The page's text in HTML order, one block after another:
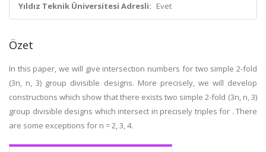
Yıldız Teknik Üniversitesi Adresli: Evet
Özet
In this paper, we will give intersection numbers for two simple 2-fold
(3n, n, 3) group divisible designs. More precisely, we will develop
constructions which show that there exists two simple 2-fold (3n, n, 3)
group divisible designs which intersect in precisely triples for . There
are some exceptions for n = 2, 3, 4.